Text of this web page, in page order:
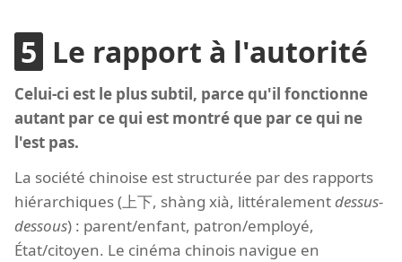
Le rapport à l'autorité
Celui-ci est le plus subtil, parce qu'il fonctionne
autant par ce qui est montré que par ce qui ne
l'est pas.
La société chinoise est structurée par des rapports
hiérarchiques (上下, shàng xià, littéralementdessus-
dessous) : parent/enfant, patron/employé,
État/citoyen. Le cinéma chinois navigue en